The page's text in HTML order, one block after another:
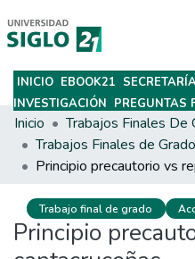
Subir
INICIO EBOOK21
INVESTIGACIÓN PREGUNTAS
Inicio
Trabajos Finales de Grado
Trabajo final de grado
Principio